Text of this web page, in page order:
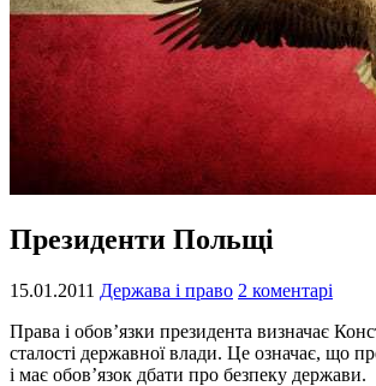
Президенти Польщі
15.01.2011 Держава і право 2 коментарі
Права і обов’язки президента визначає
сталості державної влади. Це означає, що
і має обов’язок дбати про безпеку держави.